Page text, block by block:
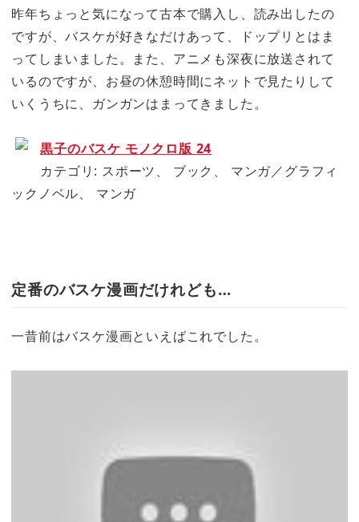
昨年ちょっと気になって古本で購入し、読み出したの
ですが、バスケが好きなだけあって、ドップリとはま
ってしまいました。また、アニメも深夜に放送されて
いるのですが、お昼の休憩時間にネットで見たりして
いくうちに、ガンガンはまってきました。
黒子のバスケ モノクロ版 24
カテゴリ: スポーツ、 ブック、 マンガ／グラフィ
ックノベル、 マンガ
定番のバスケ漫画だけれども…
一昔前はバスケ漫画といえばこれでした。